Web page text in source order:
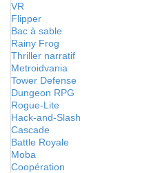
VR
Flipper
Bac à sable
Rainy Frog
Thriller narratif
Metroidvania
Tower Defense
Dungeon RPG
Rogue-Lite
Hack-and-Slash
Cascade
Battle Royale
Moba
Coopération